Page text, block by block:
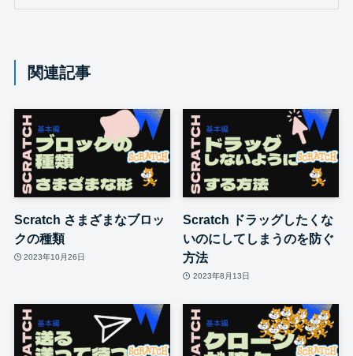
関連記事
Scratch さまざまなブロッ
クの種類
2023年10月26日
Scratch ドラッグしたくな
いのにしてしまうのを防ぐ
方法
2023年8月13日